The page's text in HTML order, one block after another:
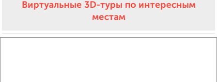
Виртуальные 3D-туры по интересным
местам